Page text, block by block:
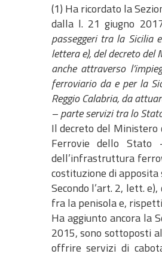
(1) Ha ricordato la
dalla l. 21 giugno
passeggeri tra la Sicilia
lettera e), del decreto
anche attraverso
ferroviario da e per la
Reggio Calabria, da
– parte servizi tra lo
Il decreto del
Ferrovie dello Stato
dell’infrastruttura
costituzione di
Secondo l’art. 2, lett.
fra la penisola e,
Ha aggiunto ancora la
2015, sono sottoposti
offrire servizi di